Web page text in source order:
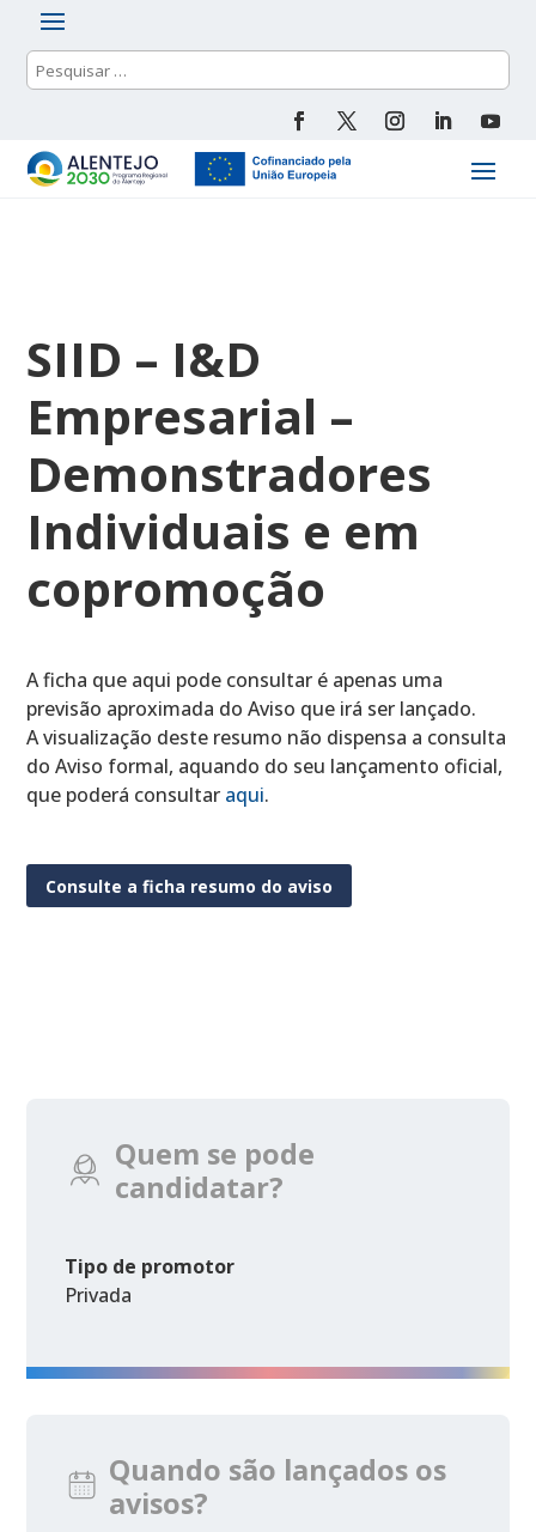
SIID – I&D
Empresarial –
Demonstradores
Individuais e em
copromoção
A ficha que aqui pode consultar é apenas uma
previsão aproximada do Aviso que irá ser lançado.
A visualização deste resumo não dispensa a consulta
do Aviso formal, aquando do seu lançamento oficial,
que poderá consultar aqui.
Consulte a ficha resumo do aviso
Quem se pode
candidatar?
Tipo de promotor
Privada
Quando são lançados os
avisos?